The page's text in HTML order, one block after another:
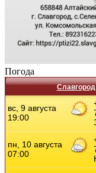
Погода
Славгород